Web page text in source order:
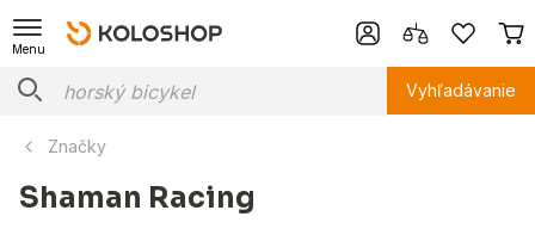
Menu
Vyhľadávanie
Značky
Shaman Racing